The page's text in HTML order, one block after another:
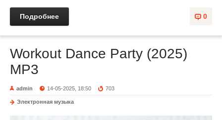
0
Подробнее
Workout Dance Party (2025)
MP3
admin 14-05-2025, 18:50 703
Электронная музыка